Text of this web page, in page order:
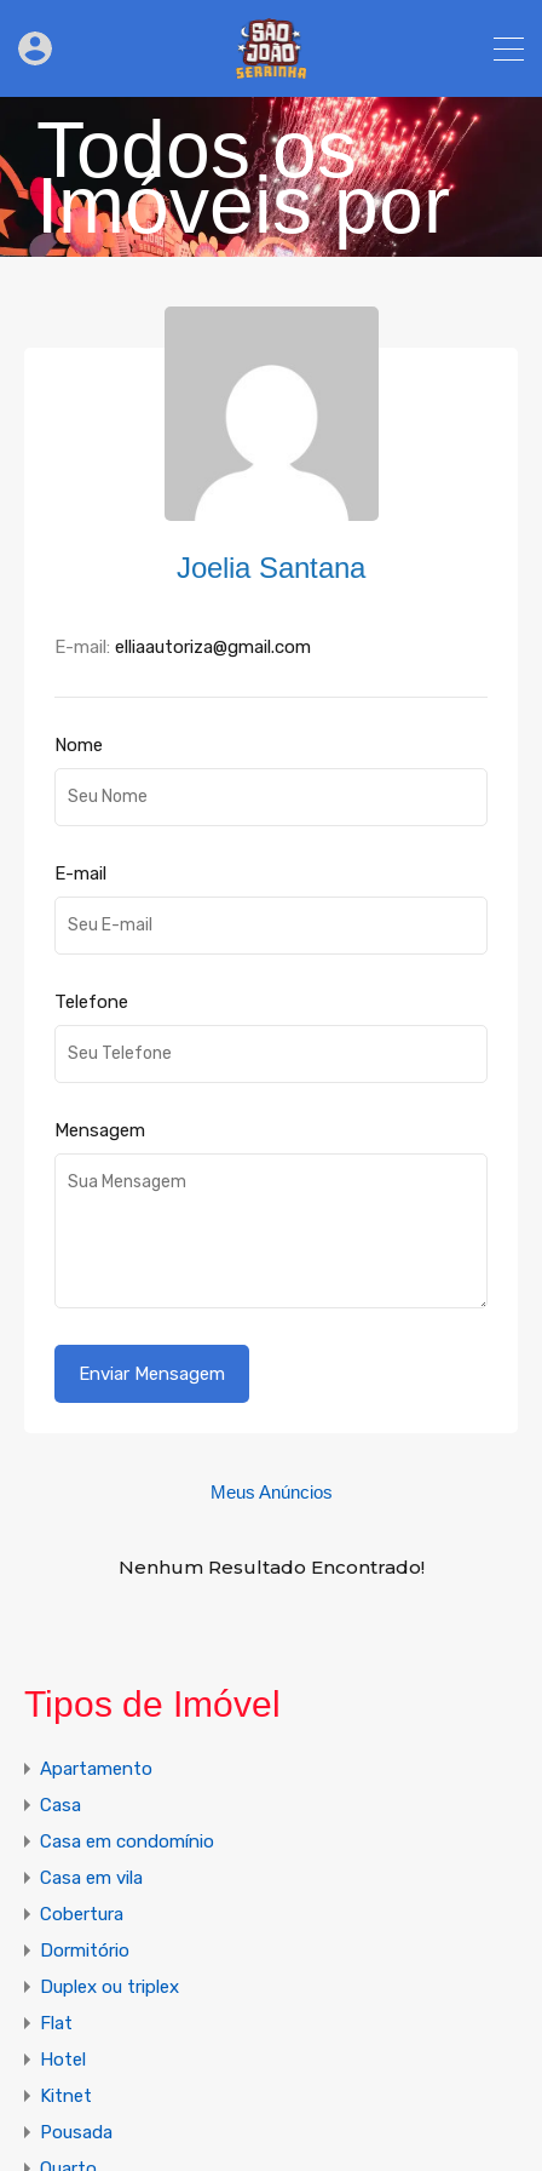
Todos os
Imóveis por
Joelia Santana
E-mail: elliaautoriza@gmail.com
Nome
E-mail
Telefone
Mensagem
Meus Anúncios
Nenhum Resultado Encontrado!
Tipos de Imóvel
Apartamento
Casa
Casa em condomínio
Casa em vila
Cobertura
Dormitório
Duplex ou triplex
Flat
Hotel
Kitnet
Pousada